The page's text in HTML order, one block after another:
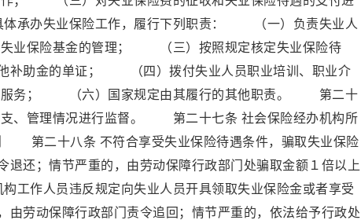
承办失业保险工作，履行下列职责： （一）负责失业人
业保险基金的管理； （三）按照规定核定失业保险待
补助金的单证； （四）拨付失业人员职业培训、职业介
服务； （六）国家规定由其履行的其他职责。 第二十
支、管理情况进行监督。 第二十七条 社会保险经办机构所
二十八条 不符合享受失业保险待遇条件，骗取失业保险
还；情节严重的，由劳动保障行政部门处骗取金额１倍以上
作人员违反规定向失业人员开具领取失业保险金或者享受
由劳动保障行政部门责令追回；情节严重的，依法给予行政处